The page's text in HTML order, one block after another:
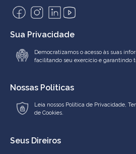
Sua Privacidade
Democratizamos o acesso às suas
facilitando seu exercício e garantindo
Nossas Politicas
Leia nossos Política de Privacidade,
de Cookies.
Seus Direiros